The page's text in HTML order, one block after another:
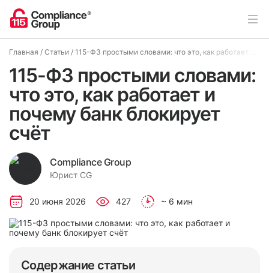
Главная / Статьи / 115-ФЗ простыми словами: что это, как работает и почему банк блокирует счёт
115-ФЗ простыми словами:
что это, как работает и
почему банк блокирует
счёт
Compliance Group
Юрист CG
20 июня 2026 427 ~ 6 мин
Содержание статьи